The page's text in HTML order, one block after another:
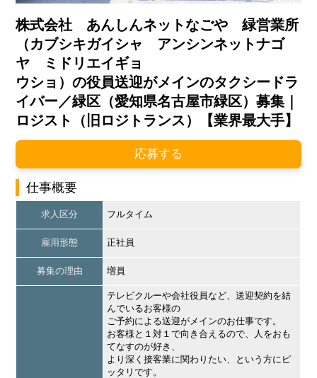
株式会社 あんしんネットなごや 緑営業所
（カブシキガイシャ アンシンネットナゴ
ヤ ミドリエイギョ
ウショ）の役員送迎がメインのタクシードラ
イバー／緑区（愛知県名古屋市緑区）募集｜
ロジスト（旧ロジトランス）【業界最大手】
応募する
仕事概要
求人区分 フルタイム
雇用形態 正社員
募集の理由 増員
テレビクルーや会社役員など、送迎契約を結
んでいるお客様の
ご予約による送迎がメインのお仕事です。
お客様と１対１で向き合えるので、人をおも
てなすのが好き、
より深く接客業に関わりたい、という方にピ
ッタリです。